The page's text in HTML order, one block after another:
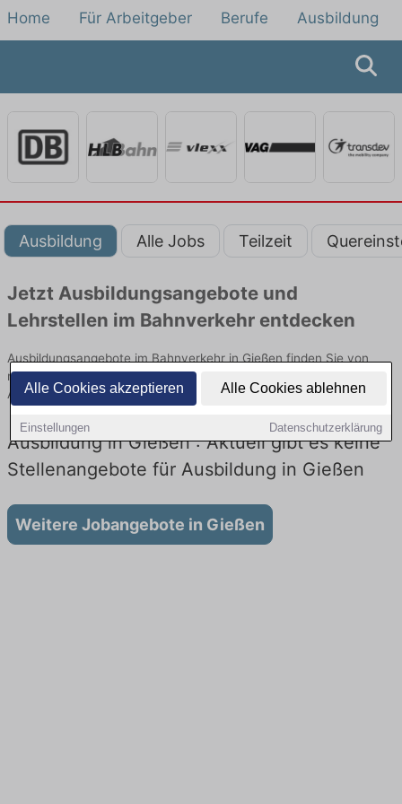
Alle Cookies akzeptieren Alle Cookies ablehnen
Einstellungen Datenschutzerklärung
Home Für Arbeitgeber Berufe Ausbildung
Ausbildung Alle Jobs Teilzeit
Jetzt Ausbildungsangebote und
Lehrstellen im Bahnverkehr entdecken
Ausbildungsangebote im Bahnverkehr in Gießen finden Sie von
namhaften Firmen. Entdecken Sie freie Optionen von Top-
Arbeitgebern und bewerben Sie sich noch heute.
Ausbildung in Gießen : Aktuell gibt es keine
Stellenangebote für Ausbildung in Gießen
Weitere Jobangebote in Gießen